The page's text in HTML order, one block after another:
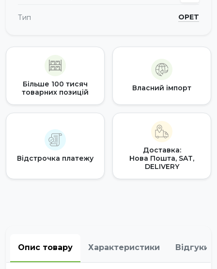
Тип OPET
Більше 100 тисяч
товарних позицій
Власний імпорт
Відстрочка платежу
Доставка:
Нова Пошта, SAT,
DELIVERY
Опис товару Характеристики Відгуки